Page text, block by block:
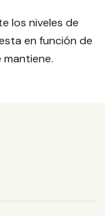
los niveles de
en función de